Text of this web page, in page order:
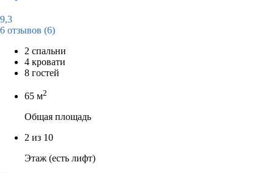
9,3
6 отзывов (6)
2 спальни
4 кровати
8 гостей
65 м2
Общая площадь
2 из 10
Этаж (есть лифт)